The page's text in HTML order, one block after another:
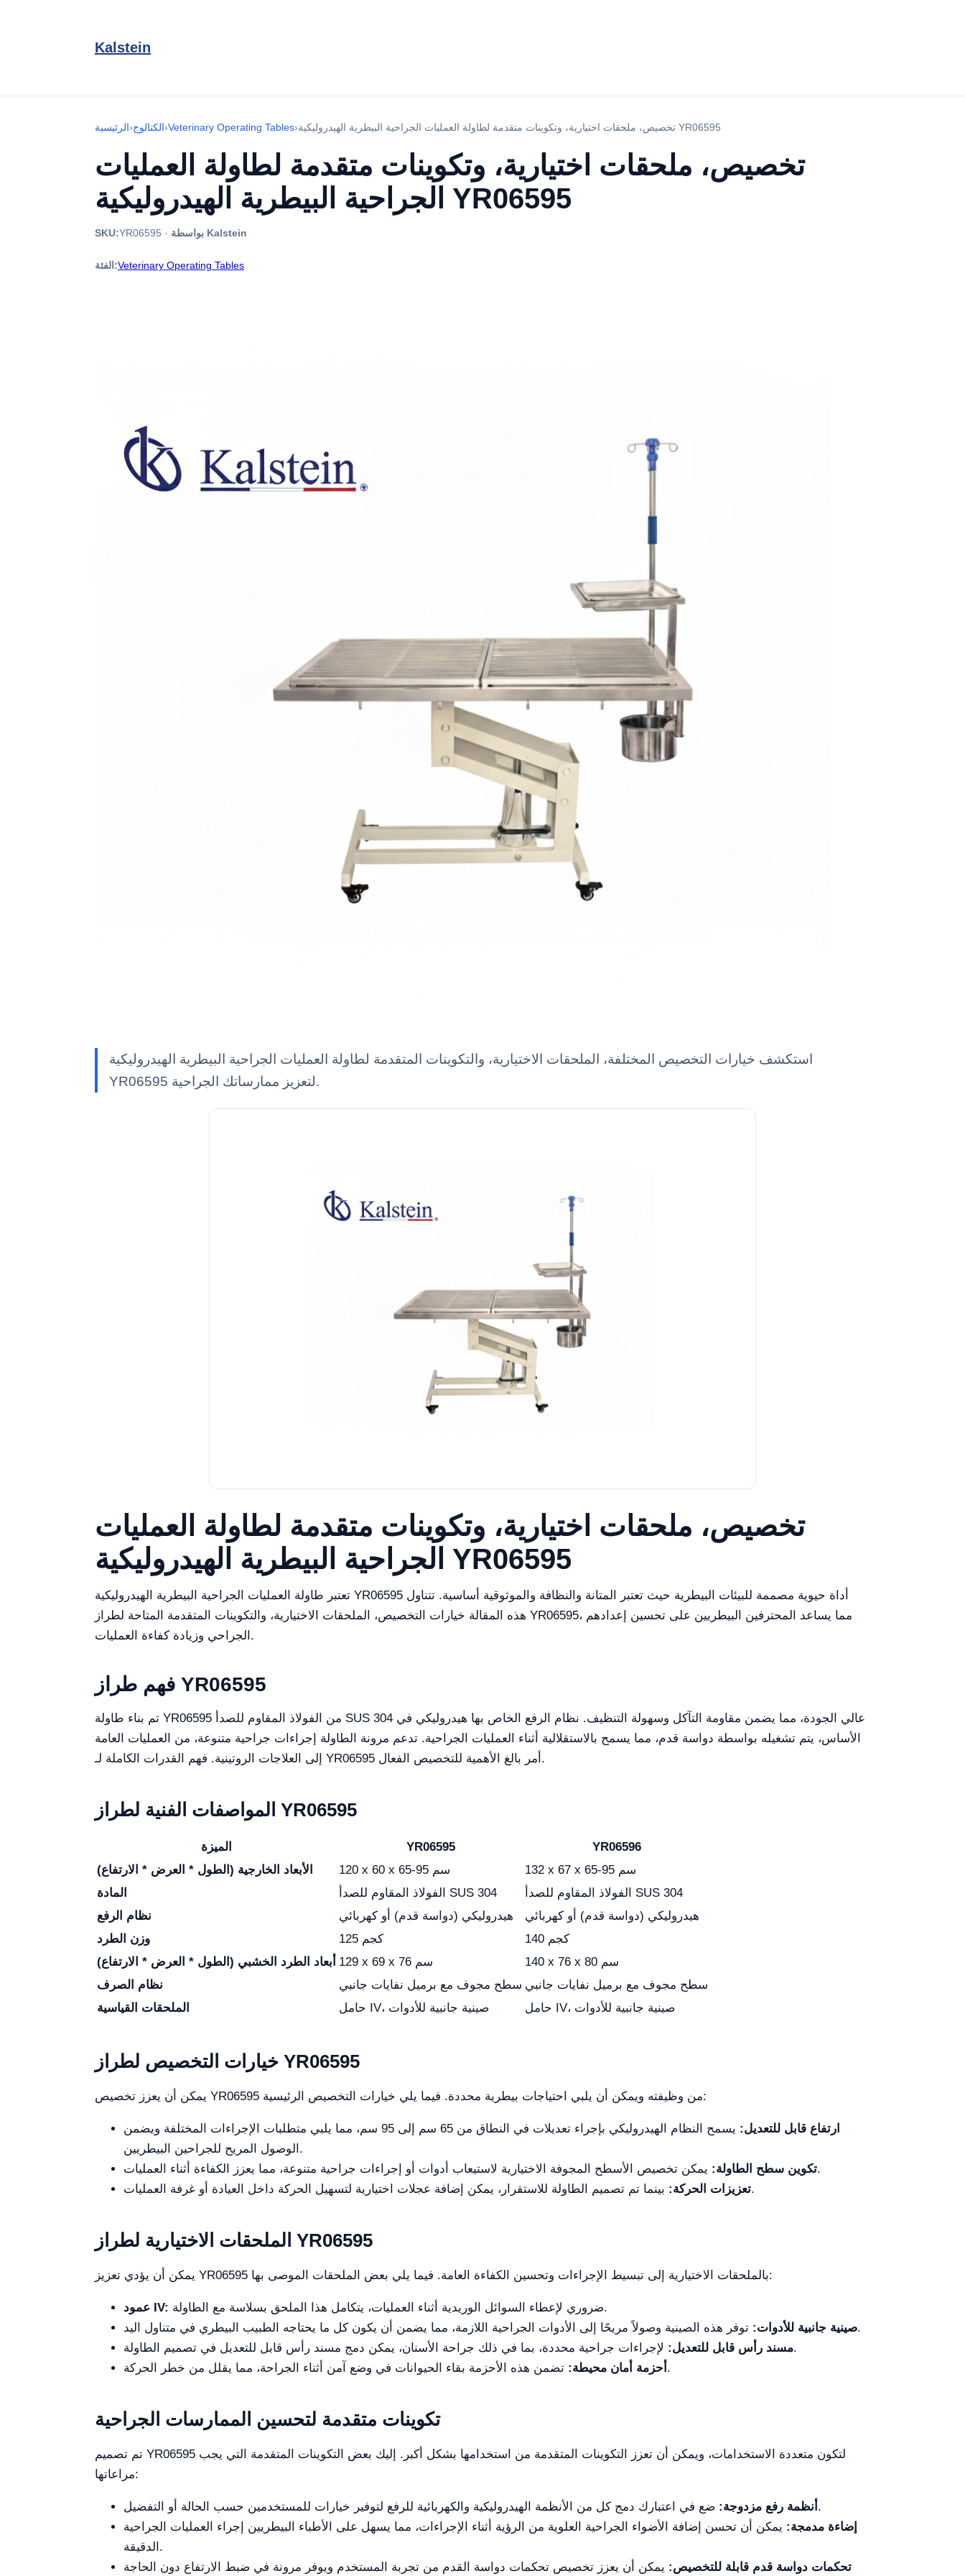
Kalstein
الرئيسية›الكتالوج›Veterinary Operating Tables› تخصيص، ملحقات اختيارية، وتكوينات متقدمة لطاولة العمليات الجراحية البيطرية الهيدروليكية YR06595
تخصيص، ملحقات اختيارية، وتكوينات متقدمة لطاولة العمليات
الجراحية البيطرية الهيدروليكية YR06595
SKU:YR06595 · بواسطة Kalstein
الفئة:Veterinary Operating Tables
استكشف خيارات التخصيص المختلفة، الملحقات الاختيارية، والتكوينات المتقدمة لطاولة العمليات الجراحية البيطرية الهيدروليكية
YR06595 لتعزيز ممارساتك الجراحية.
تخصيص، ملحقات اختيارية، وتكوينات متقدمة لطاولة العمليات
الجراحية البيطرية الهيدروليكية YR06595
تعتبر طاولة العمليات الجراحية البيطرية الهيدروليكية YR06595 أداة حيوية مصممة للبيئات البيطرية حيث تعتبر المتانة والنظافة والموثوقية أساسية. تتناول
هذه المقالة خيارات التخصيص، الملحقات الاختيارية، والتكوينات المتقدمة المتاحة لطراز YR06595، مما يساعد المحترفين البيطريين على تحسين إعدادهم
الجراحي وزيادة كفاءة العمليات.
فهم طراز YR06595
تم بناء طاولة YR06595 من الفولاذ المقاوم للصدأ SUS 304 عالي الجودة، مما يضمن مقاومة التآكل وسهولة التنظيف. نظام الرفع الخاص بها هيدروليكي في
الأساس، يتم تشغيله بواسطة دواسة قدم، مما يسمح بالاستقلالية أثناء العمليات الجراحية. تدعم مرونة الطاولة إجراءات جراحية متنوعة، من العمليات العامة
إلى العلاجات الروتينية. فهم القدرات الكاملة لـ YR06595 أمر بالغ الأهمية للتخصيص الفعال.
المواصفات الفنية لطراز YR06595
الميزة YR06595
YR06596
الأبعاد الخارجية (الطول * العرض * الارتفاع)
120 x 60 x 65-95 سم
132 x 67 x 65-95 سم
المادة
الفولاذ المقاوم للصدأ SUS 304
الفولاذ المقاوم للصدأ SUS 304
نظام الرفع
هيدروليكي (دواسة قدم) أو كهربائي
هيدروليكي (دواسة قدم) أو كهربائي
وزن الطرد
125 كجم
140 كجم
أبعاد الطرد الخشبي (الطول * العرض * الارتفاع)
129 x 69 x 76 سم
140 x 76 x 80 سم
نظام الصرف
سطح مجوف مع برميل نفايات جانبي سطح مجوف مع برميل نفايات جانبي
الملحقات القياسية
حامل IV، صينية جانبية للأدوات حامل IV، صينية جانبية للأدوات
خيارات التخصيص لطراز YR06595
يمكن أن يعزز تخصيص YR06595 من وظيفته ويمكن أن يلبي احتياجات بيطرية محددة. فيما يلي خيارات التخصيص الرئيسية:
ارتفاع قابل للتعديل:
يسمح النظام الهيدروليكي بإجراء تعديلات في النطاق من 65 سم إلى 95 سم، مما يلبي متطلبات الإجراءات المختلفة ويضمن
الوصول المريح للجراحين البيطريين.
تكوين سطح الطاولة:يمكن تخصيص الأسطح المجوفة الاختيارية لاستيعاب أدوات أو إجراءات جراحية متنوعة، مما يعزز الكفاءة أثناء العمليات.
تعزيزات الحركة:بينما تم تصميم الطاولة للاستقرار، يمكن إضافة عجلات اختيارية لتسهيل الحركة داخل العيادة أو غرفة العمليات.
الملحقات الاختيارية لطراز YR06595
يمكن أن يؤدي تعزيز YR06595 بالملحقات الاختيارية إلى تبسيط الإجراءات وتحسين الكفاءة العامة. فيما يلي بعض الملحقات الموصى بها:
عمود IV:
ضروري لإعطاء السوائل الوريدية أثناء العمليات، يتكامل هذا الملحق بسلاسة مع الطاولة.
صينية جانبية للأدوات:توفر هذه الصينية وصولاً مريحًا إلى الأدوات الجراحية اللازمة، مما يضمن أن يكون كل ما يحتاجه الطبيب البيطري في متناول اليد.
مسند رأس قابل للتعديل:لإجراءات جراحية محددة، بما في ذلك جراحة الأسنان، يمكن دمج مسند رأس قابل للتعديل في تصميم الطاولة.
أحزمة أمان محيطة: تضمن هذه الأحزمة بقاء الحيوانات في وضع آمن أثناء الجراحة، مما يقلل من خطر الحركة.
تكوينات متقدمة لتحسين الممارسات الجراحية
تم تصميم YR06595 لتكون متعددة الاستخدامات، ويمكن أن تعزز التكوينات المتقدمة من استخدامها بشكل أكبر. إليك بعض التكوينات المتقدمة التي يجب
مراعاتها:
أنظمة رفع مزدوجة: ضع في اعتبارك دمج كل من الأنظمة الهيدروليكية والكهربائية للرفع لتوفير خيارات للمستخدمين حسب الحالة أو التفضيل.
إضاءة مدمجة: يمكن أن تحسن إضافة الأضواء الجراحية العلوية من الرؤية أثناء الإجراءات، مما يسهل على الأطباء البيطريين إجراء العمليات الجراحية
الدقيقة.
تحكمات دواسة قدم قابلة للتخصيص: يمكن أن يعزز تخصيص تحكمات دواسة القدم من تجربة المستخدم ويوفر مرونة في ضبط الارتفاع دون الحاجة